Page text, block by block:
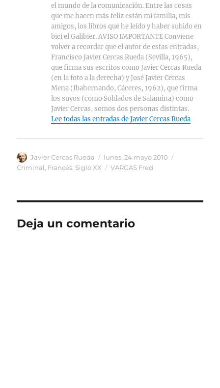
el mundo de la comunicación. Entre las cosas
que me hacen más feliz están mi familia, mis
amigos, los libros que he leído y haber subido en
bici el Galibier. AVISO IMPORTANTE Conviene
volver a recordar que el autor de estas entradas,
Francisco Javier Cercas Rueda (Sevilla, 1965),
que firma sus escritos como Javier Cercas Rueda
(en la foto a la derecha) y José Javier Cercas
Mena (Ibahernando, Cáceres, 1962), que firma
los suyos (como Soldados de Salamina) como
Javier Cercas, somos dos personas distintas.
Lee todas las entradas de Javier Cercas Rueda
Autor
Javier Cercas Rueda
Publicado
el
lunes, 24 mayo 2010
Criminal Francés Siglo XX Etiquetas
VARGAS Fred
Deja un comentario